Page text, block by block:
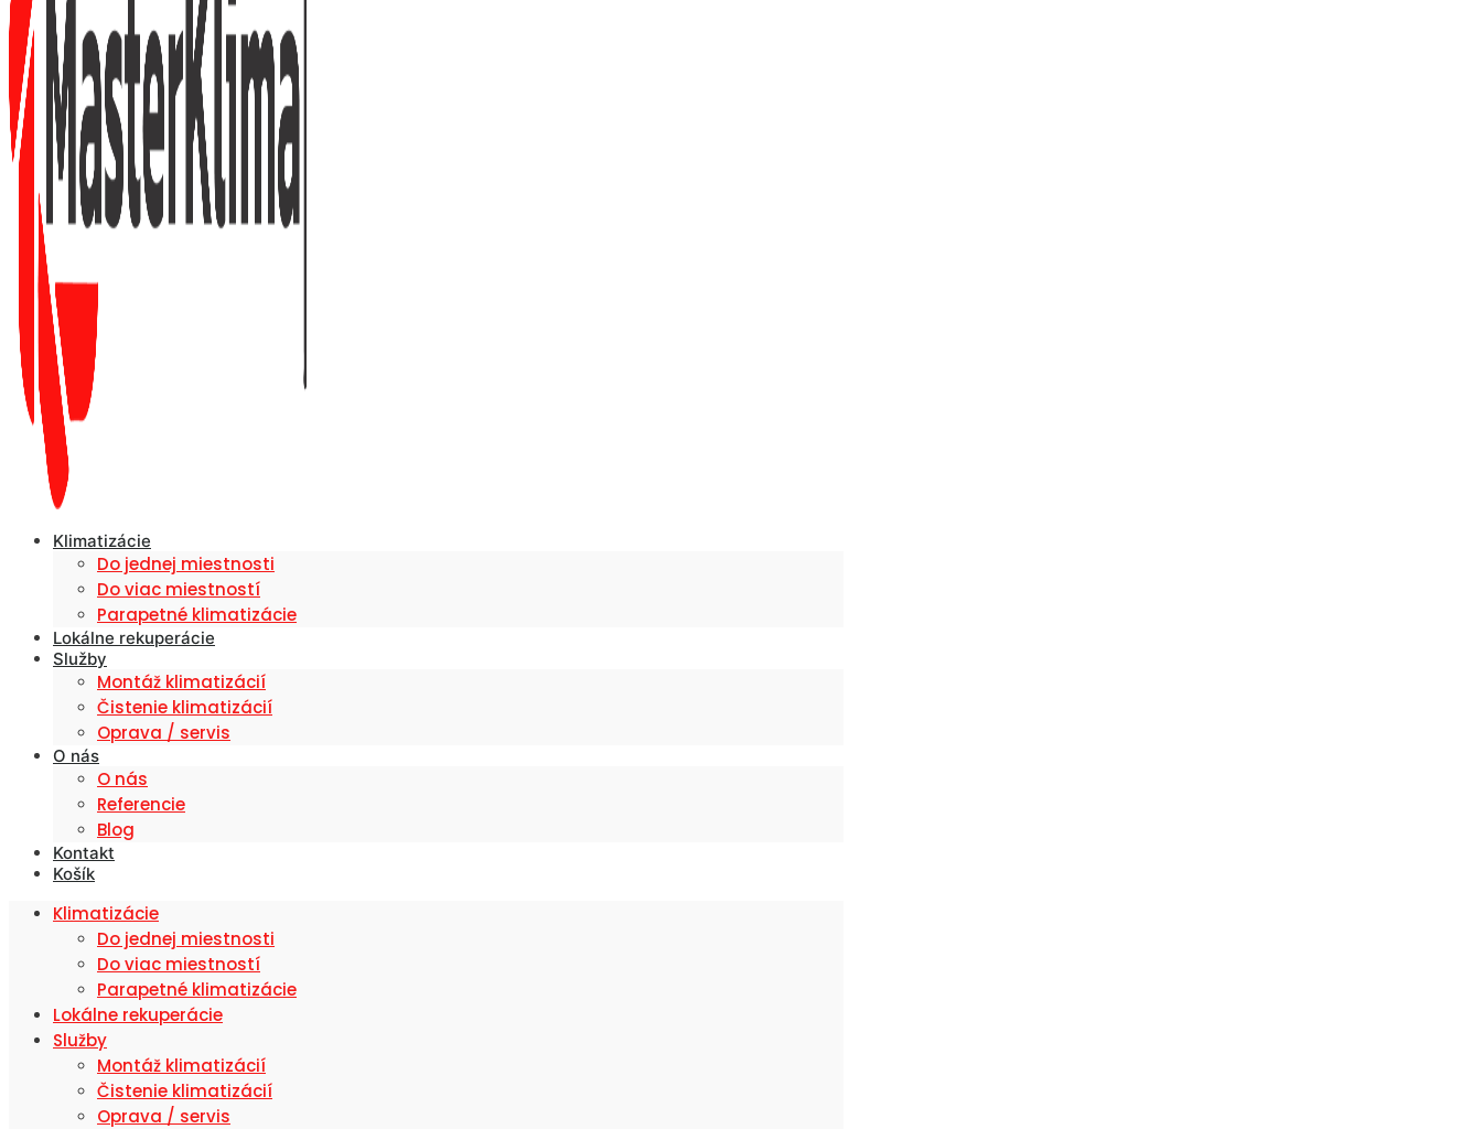
Klimatizácie
Do jednej miestnosti
Do viac miestností
Parapetné klimatizácie
Lokálne rekuperácie
Služby
Montáž klimatizácií
Čistenie klimatizácií
Oprava / servis
O nás
O nás
Referencie
Blog
Kontakt
Košík
Klimatizácie
Do jednej miestnosti
Do viac miestností
Parapetné klimatizácie
Lokálne rekuperácie
Služby
Montáž klimatizácií
Čistenie klimatizácií
Oprava / servis